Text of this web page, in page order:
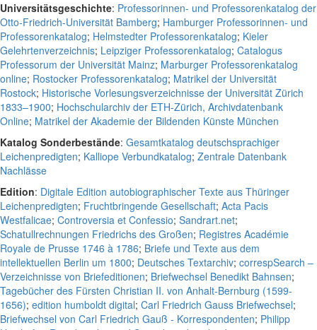
Universitätsgeschichte: Professorinnen- und Professorenkatalog der
Otto-Friedrich-Universität Bamberg; Hamburger Professorinnen- und
Professorenkatalog; Helmstedter Professorenkatalog; Kieler
Gelehrtenverzeichnis; Leipziger Professorenkatalog; Catalogus
Professorum der Universität Mainz; Marburger Professorenkatalog
online; Rostocker Professorenkatalog; Matrikel der Universität
Rostock; Historische Vorlesungsverzeichnisse der Universität Zürich
1833–1900; Hochschularchiv der ETH-Zürich, Archivdatenbank
Online; Matrikel der Akademie der Bildenden Künste München
Katalog Sonderbestände: Gesamtkatalog deutschsprachiger
Leichenpredigten; Kalliope Verbundkatalog; Zentrale Datenbank
Nachlässe
Edition: Digitale Edition autobiographischer Texte aus Thüringer
Leichenpredigten; Fruchtbringende Gesellschaft; Acta Pacis
Westfalicae; Controversia et Confessio; Sandrart.net;
Schatullrechnungen Friedrichs des Großen; Registres Académie
Royale de Prusse 1746 à 1786; Briefe und Texte aus dem
intellektuellen Berlin um 1800; Deutsches Textarchiv; correspSearch –
Verzeichnisse von Briefeditionen; Briefwechsel Benedikt Bahnsen;
Tagebücher des Fürsten Christian II. von Anhalt-Bernburg (1599-
1656); edition humboldt digital; Carl Friedrich Gauss Briefwechsel;
Briefwechsel von Carl Friedrich Gauß - Korrespondenten; Philipp